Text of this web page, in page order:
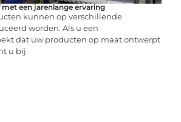
een jarenlange ervaring
kunnen op verschillende
worden. Als u een
dat uw producten op maat ontwerpt
u bij